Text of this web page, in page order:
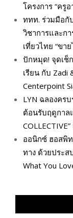
โครงการ “ครู
ททท. ร่วมมือกั
วิชาการและก
เที่ยวไทย “ขา
ปักหมุด! จุดเช็
เรียน กับ Zadi
Centerpoint
LYN ฉลองคร
ต้อนรับฤดูกาล
ออนิกซ์ ฮอสพิ
ทาง ด้วยประ
What You